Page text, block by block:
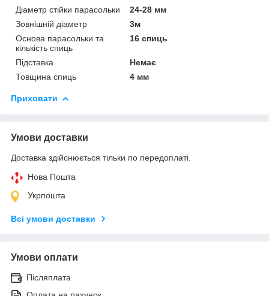
Діаметр стійки парасольки
24-28 мм
Зовнішній діаметр
3м
Основа парасольки та
кількість спиць
16 спиць
Підставка
Немає
Товщина спиць
4 мм
Приховати
Умови доставки
Доставка здійснюється тільки по передоплаті.
Нова Пошта
Укрпошта
Всі умови доставки
Умови оплати
Післяплата